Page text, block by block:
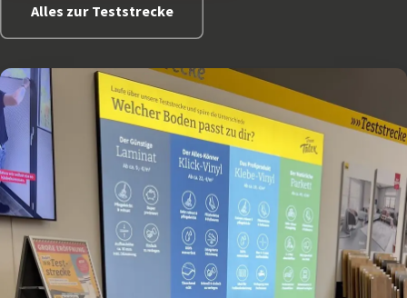
Alles zur Teststrecke